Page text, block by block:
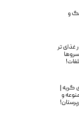
و
غذای تر
گربه‌ |
و